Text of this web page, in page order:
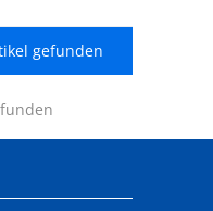
gefunden